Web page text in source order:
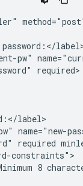
pw"
required>
label>
name="new-
required
constraints">
8